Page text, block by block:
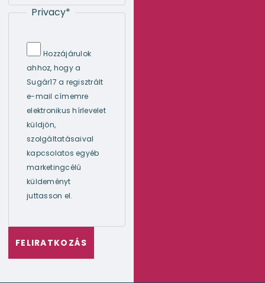
Privacy*
Hozzájárulok
ahhoz, hogy a
Sugár17 a regisztrált
e-mail címemre
elektronikus hírlevelet
küldjön,
szolgáltatásaival
kapcsolatos egyéb
marketingcélú
küldeményt
juttasson el.